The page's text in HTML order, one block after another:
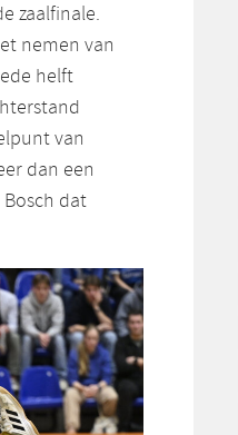
zaalfinale.
nemen van
helft
van
dan een
dat